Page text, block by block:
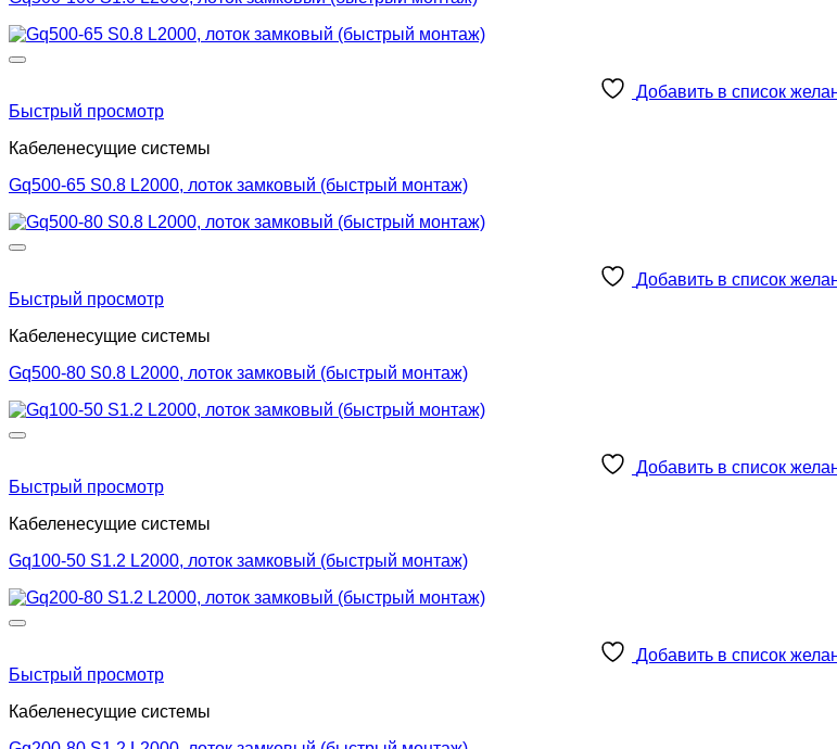
Добавить в список
Быстрый просмотр
Кабеленесущие системы
Gq500-65 S0.8 L2000, лоток замковый (быстрый монтаж)
Добавить в список
Быстрый просмотр
Кабеленесущие системы
Gq500-80 S0.8 L2000, лоток замковый (быстрый монтаж)
Добавить в список
Быстрый просмотр
Кабеленесущие системы
Gq100-50 S1.2 L2000, лоток замковый (быстрый монтаж)
Добавить в список
Быстрый просмотр
Кабеленесущие системы